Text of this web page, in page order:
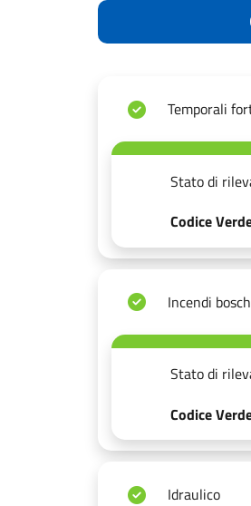
Temporali
Stato di
Codice
Incendi
Stato di
Codice
Idraulico